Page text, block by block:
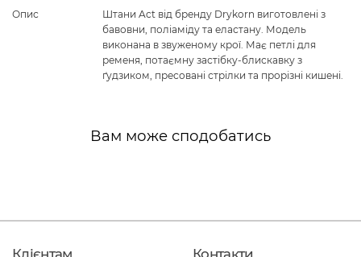
Опис
Штани Act від бренду Drykorn виготовлені з
бавовни, поліаміду та еластану. Модель
виконана в звуженому крої. Має петлі для
ременя, потаємну застібку-блискавку з
ґудзиком, пресовані стрілки та прорізні кишені.
Вам може сподобатись
Клієнтам Контакти